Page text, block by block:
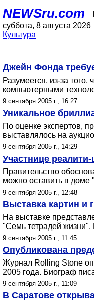
NEWSru.com
суббота, 8 августа 2026
Культура
Джейн Фонда
Разумеется, из-за
компьютерными
9 сентября 2005 г., 16:27
Уникальное
По оценке экспертов,
выставлялось на
9 сентября 2005 г., 14:29
Участнице
Правительство
можно оставить в доме
9 сентября 2005 г., 12:48
Выставка картин и
На выставке
"Семь тетрадей жизни".
9 сентября 2005 г., 11:45
Опубликована
Журнал Rolling Stone
2005 года. Биограф
9 сентября 2005 г., 11:09
В Саратове